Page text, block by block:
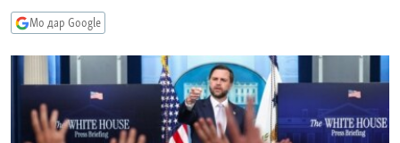
ФАРҲАНГ
МЕҲМОНИ ОЗОДӢ
ВАРЗИШ
НАЗАРИ МАРДУМ
БЛОГИСТОН
ОЗОДӢ ОНЛАЙН
ЧАНДРАСОНАӢ
ВИДЕО
НИГОРИСТОН
РӮЙХАТҲО
КИТОБҲОИ ОЗОДӢ
Мо дар Google